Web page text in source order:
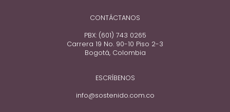
CONTÁCTANOS
PBX: (601) 743 0265
Carrera 19 No. 90-10 Piso 2-3
Bogotá, Colombia
ESCRÍBENOS
info@sostenido.com.co